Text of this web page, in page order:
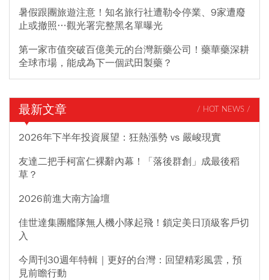
暑假跟團旅遊注意！知名旅行社遭勒令停業、9家遭廢
止或撤照…觀光署完整黑名單曝光
第一家市值突破百億美元的台灣新藥公司！藥華藥深耕
全球市場，能成為下一個武田製藥？
最新文章 / HOT NEWS /
2026年下半年投資展望：狂熱漲勢 vs 嚴峻現實
友達二把手柯富仁裸辭內幕！「落後群創」成最後稻
草？
2026前進大南方論壇
佳世達集團艦隊無人機小隊起飛！鎖定美日頂級客戶切
入
今周刊30週年特輯｜更好的台灣：回望精彩風雲，預
見前瞻行動